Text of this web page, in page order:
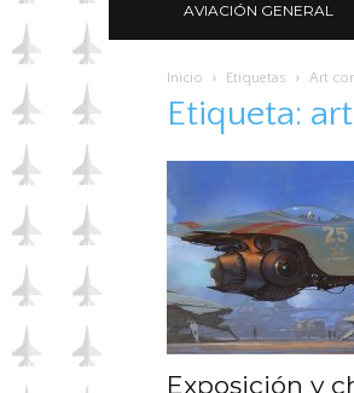
AVIACIÓN GENERAL
Inicio Etiquetas Art
Etiqueta:
Exposición y